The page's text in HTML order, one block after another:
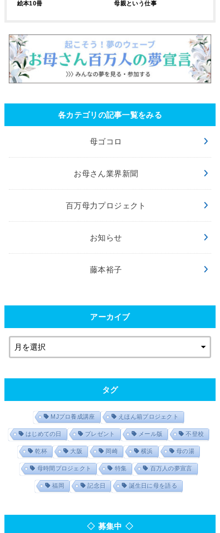
絵本10冊 母親という仕事
各カテゴリの記事一覧をみる
母ゴコロ
お母さん業界新聞
百万母力プロジェクト
お知らせ
藤本裕子
アーカイブ
タグ
MJプロ養成講座 えほん箱プロジェクト
はじめての日 プレゼント メール版 不登校
乾杯 大阪 岡崎 横浜 母の湯
母時間プロジェクト 特集 百万人の夢宣言
福岡 記念日 誕生日に母を語る
◇ 募集中 ◇